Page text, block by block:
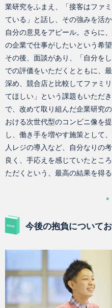
業研究をふまえ、「接客はファ
ている」と話し、その強みを活
自分の意見をアピール。さらに
の企業で仕事がしたいという希望
その後、面談があり、「自分を
での評価をいただくとともに、
深め、競合店と比較してファミ
てほしい」という課題もいただ
で、改めて取り組んだ企業研究
おける次世代型のコンビニ像を
し、働き手を増やす施策として
人レジの導入など、自分なりの
良く、手応えを感じていたとこ
ただくという、最高の結果を得
今後の抱負について